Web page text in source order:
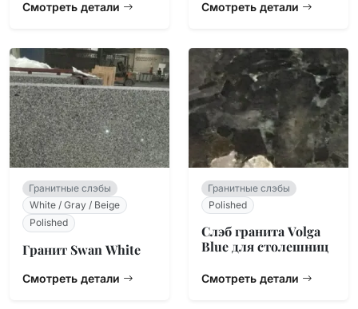
Смотреть детали Смотреть детали
Гранитные слэбы
White / Gray / Beige
Polished
Гранит Swan White
Смотреть детали
Гранитные слэбы
Polished
Слэб гранита Volga
Blue для столешниц
Смотреть детали